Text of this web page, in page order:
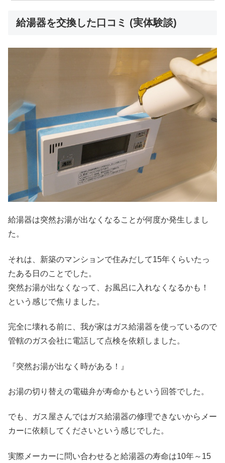
給湯器を交換した口コミ (実体験談)
給湯器は突然お湯が出なくなることが何度か発生しまし
た。
それは、新築のマンションで住みだして15年くらいたっ
たある日のことでした。
突然お湯が出なくなって、お風呂に入れなくなるかも！
という感じで焦りました。
完全に壊れる前に、我が家はガス給湯器を使っているので
管轄のガス会社に電話して点検を依頼しました。
『突然お湯が出なく時がある！』
お湯の切り替えの電磁弁が寿命かもという回答でした。
でも、ガス屋さんではガス給湯器の修理できないからメー
カーに依頼してくださいという感じでした。
実際メーカーに問い合わせると給湯器の寿命は10年～15